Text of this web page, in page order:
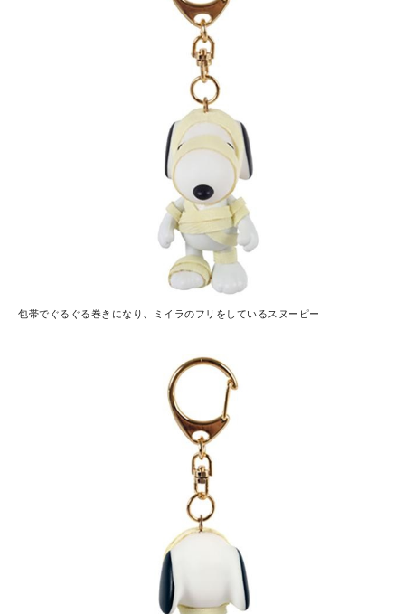
包帯でぐるぐる巻きになり、ミイラのフリをしているスヌーピー